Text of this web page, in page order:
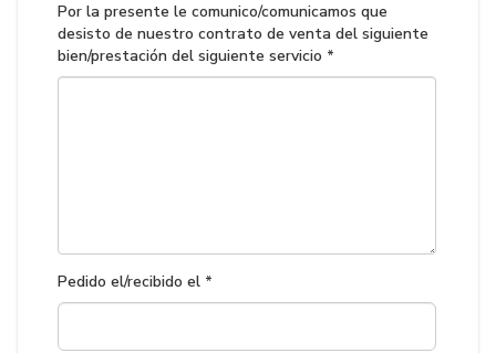
Por la presente le comunico/comunicamos que
desisto de nuestro contrato de venta del siguiente
bien/prestación del siguiente servicio *
Pedido el/recibido el *